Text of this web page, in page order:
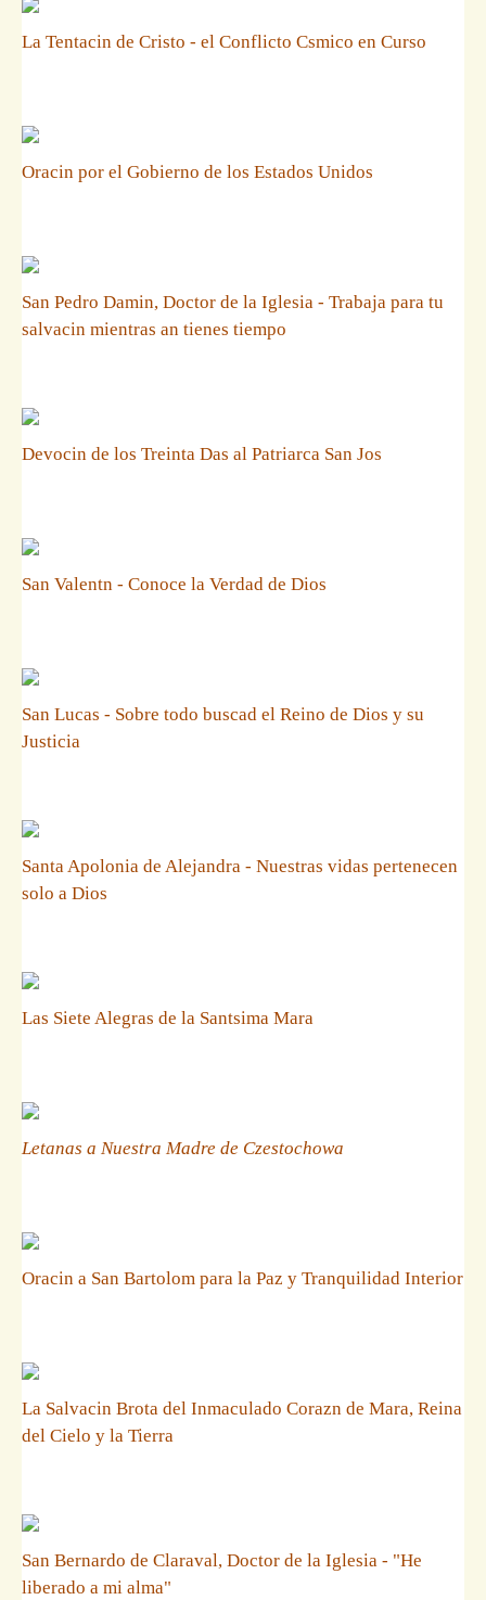
La Tentacin de Cristo - el Conflicto Csmico en Curso
Oracin por el Gobierno de los Estados Unidos
San Pedro Damin, Doctor de la Iglesia - Trabaja para tu
salvacin mientras an tienes tiempo
Devocin de los Treinta Das al Patriarca San Jos
San Valentn - Conoce la Verdad de Dios
San Lucas - Sobre todo buscad el Reino de Dios y su
Justicia
Santa Apolonia de Alejandra - Nuestras vidas pertenecen
solo a Dios
Las Siete Alegras de la Santsima Mara
Letanas a Nuestra Madre de Czestochowa
Oracin a San Bartolom para la Paz y Tranquilidad Interior
La Salvacin Brota del Inmaculado Corazn de Mara, Reina
del Cielo y la Tierra
San Bernardo de Claraval, Doctor de la Iglesia - "He
liberado a mi alma"